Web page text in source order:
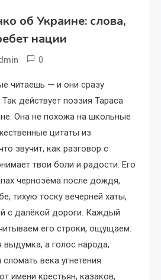
об Украине: слова,
нации
0
читаешь — и они сразу
действует поэзия Тараса
Она не похожа на школьные
цитаты из
звучит, как разговор с
твои боли и радости. Его
чернозёма после дождя,
тихую тоску вечерней хаты,
с далёкой дороги. Каждый
его строки, ощущаем:
выдумка, а голос народа,
века угнетения.
имени крестьян, казаков,